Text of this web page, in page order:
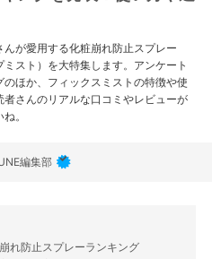
が愛用する化粧崩れ防止スプレー
ミスト）を大特集します。アンケート
ほか、フィックスミストの特徴や使
さんのリアルな口コミやレビューが
。
編集部
れ防止スプレーランキング